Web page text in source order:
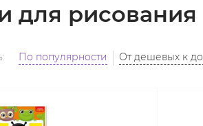
для рисования
По популярности От дешевых к